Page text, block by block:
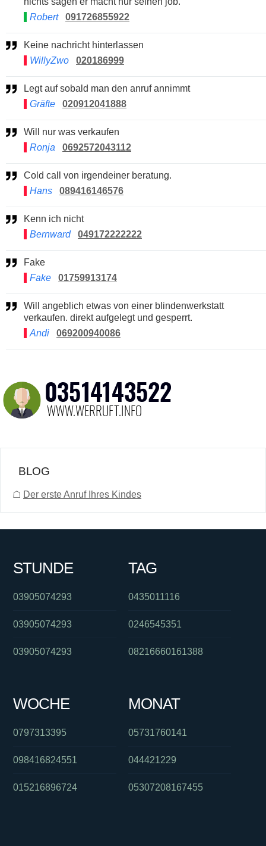
Robert
091726855922
Keine nachricht hinterlassen
WillyZwo
020186999
Legt auf sobald man den anruf annimmt
Gräfte
020912041888
Will nur was verkaufen
Ronja
0692572043112
Cold call von irgendeiner beratung.
Hans
089416146576
Kenn ich nicht
Bernward
049172222222
Fake
Fake
01759913174
Will angeblich etwas von einer blindenwerkstatt
verkaufen. direkt aufgelegt und gesperrt.
Andi
069200940086
BLOG
☖ Der erste Anruf Ihres Kindes
STUNDE
03905074293
03905074293
03905074293
TAG
0435011116
0246545351
08216660161388
WOCHE
0797313395
098416824551
015216896724
MONAT
05731760141
044421229
05307208167455